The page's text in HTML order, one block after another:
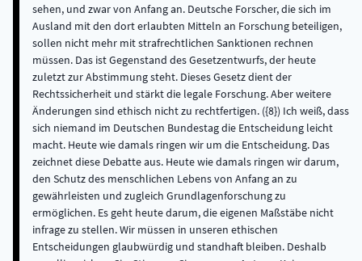
sehen, und zwar von Anfang an. Deutsche Forscher, die sich im
Ausland mit den dort erlaubten Mitteln an Forschung beteiligen,
sollen nicht mehr mit strafrechtlichen Sanktionen rechnen
müssen. Das ist Gegenstand des Gesetzentwurfs, der heute
zuletzt zur Abstimmung steht. Dieses Gesetz dient der
Rechtssicherheit und stärkt die legale Forschung. Aber weitere
Änderungen sind ethisch nicht zu rechtfertigen. ({8}) Ich weiß, dass
sich niemand im Deutschen Bundestag die Entscheidung leicht
macht. Heute wie damals ringen wir um die Entscheidung. Das
zeichnet diese Debatte aus. Heute wie damals ringen wir darum,
den Schutz des menschlichen Lebens von Anfang an zu
gewährleisten und zugleich Grundlagenforschung zu
ermöglichen. Es geht heute darum, die eigenen Maßstäbe nicht
infrage zu stellen. Wir müssen in unseren ethischen
Entscheidungen glaubwürdig und standhaft bleiben. Deshalb